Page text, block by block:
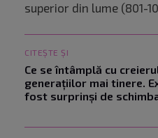
superior din lume (801-
CITEȘTE ȘI
Ce se întâmplă cu
generațiilor mai tinere.
fost surprinși de